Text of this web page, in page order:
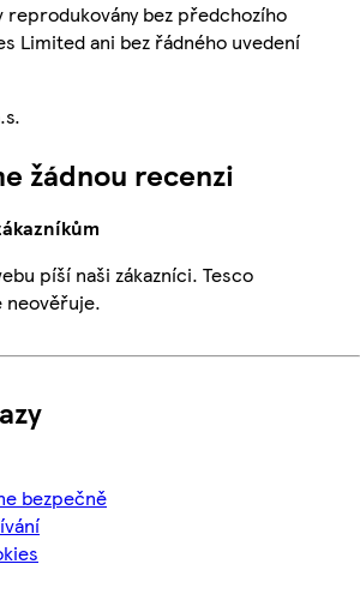
reprodukovány bez předchozího
Limited ani bez řádného uvedení
žádnou recenzi
píší naši zákazníci. Tesco
neověřuje.
bezpečně